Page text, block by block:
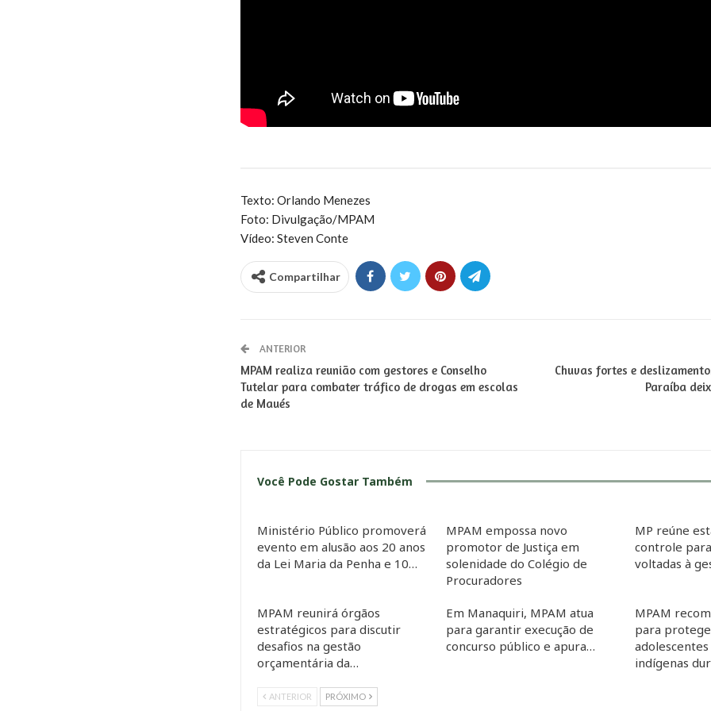
Texto: Orlando Menezes
Foto: Divulgação/MPAM
Vídeo: Steven Conte
Compartilhar
ANTERIOR
MPAM realiza reunião com gestores e Conselho
Tutelar para combater tráfico de drogas em escolas
de Maués
Chuvas fortes e
Paraíba
Você Pode Gostar Também
Ministério Público promoverá
evento em alusão aos 20 anos
da Lei Maria da Penha e 10…
MPAM empossa novo
promotor de Justiça em
solenidade do Colégio de
Procuradores
MP reúne
controle
voltadas à
MPAM reunirá órgãos
estratégicos para discutir
desafios na gestão
orçamentária da…
Em Manaquiri, MPAM atua
para garantir execução de
concurso público e apura…
MPAM
para
indígenas
ANTERIOR PRÓXIMO